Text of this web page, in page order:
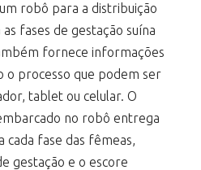
robô para a distribuição
fases de gestação suína
fornece informações
o processo que podem ser
tablet ou celular. O
no robô entrega
cada fase das fêmeas,
gestação e o escore